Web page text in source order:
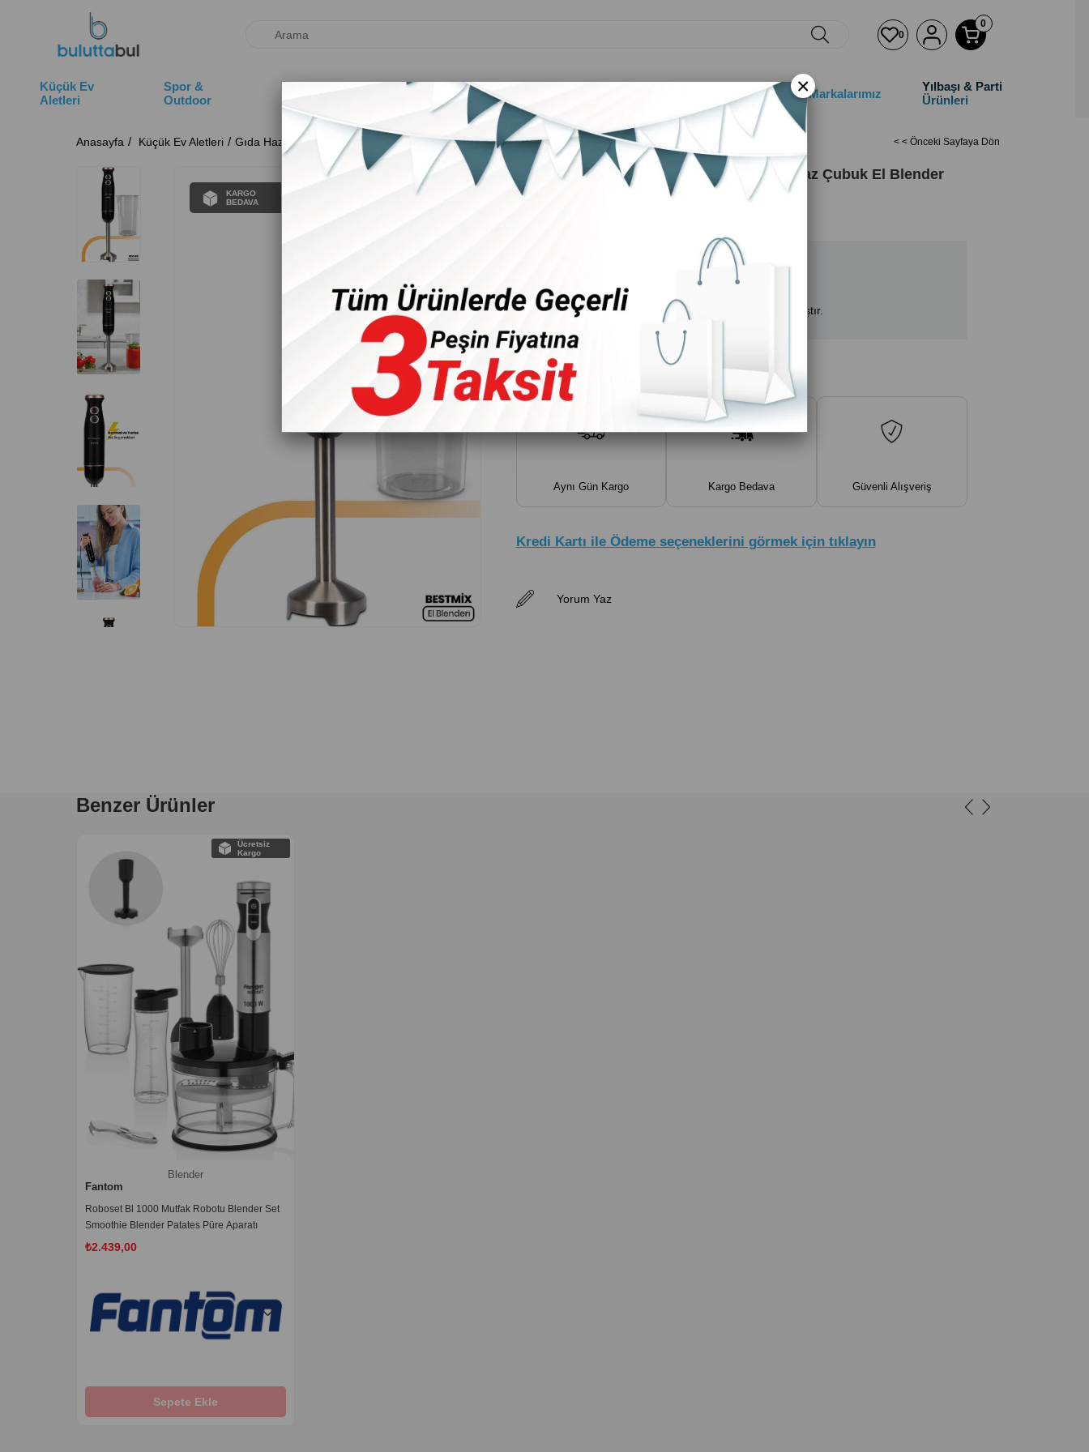
0
0
Küçük Ev
Aletleri
Spor &
Outdoor
Deniz
Kişisel Bakım
Ev &
Anne&Bebek&Çocuk Markalarımız
Yılbaşı & Parti
Ürünleri
Anasayfa Küçük Ev Aletleri Gıda Hazırlama Blender Bestmix Hazneli 1500w 4 Bıçaklı Paslanmaz Çubuk El Blender Seti Gm-7272 < < Önceki Sayfaya Dön
KARGO
BEDAVA
Bestmix Hazneli 1500w 4 Bıçaklı Paslanmaz Çubuk El Blender
Seti Gm-7272
Ürün stoklarımızda kalmamıştır.
₺1.419,00 `den başlayan taksitlerle
Aynı Gün Kargo Kargo Bedava Güvenli Alışveriş
Kredi Kartı ile Ödeme seçeneklerini görmek için tıklayın
Yorum Yaz
Benzer Ürünler
Blender
Fantom
Roboset Bl 1000 Mutfak Robotu Blender Set
Smoothie Blender Patates Püre Aparatı
₺2.439,00
Sepete Ekle
Ücretsiz
Kargo
×